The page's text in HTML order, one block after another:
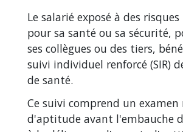
Le salarié exposé à des
pour sa santé ou sa sécurité,
ses collègues ou des tiers,
suivi individuel renforcé (SIR)
de santé.
Ce suivi comprend un examen
d'aptitude avant l'embauche